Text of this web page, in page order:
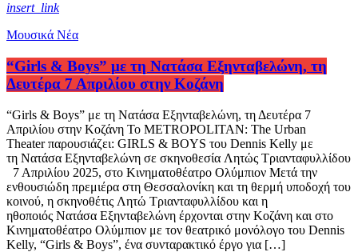
insert_link
Μουσικά Νέα
“Girls & Boys” με τη Νατάσα Εξηνταβελώνη, τη
Δευτέρα 7 Απριλίου στην Κοζάνη
“Girls & Boys” με τη Νατάσα Εξηνταβελώνη, τη Δευτέρα 7
Απριλίου στην Κοζάνη Το METROPOLITAN: The Urban
Theater παρουσιάζει: GIRLS & BOYS του Dennis Kelly με
τη Νατάσα Εξηνταβελώνη σε σκηνοθεσία Λητώς Τριανταφυλλίδου
7 Απριλίου 2025, στο Κινηματοθέατρο Ολύμπιον Μετά την
ενθουσιώδη πρεμιέρα στη Θεσσαλονίκη και τη θερμή υποδοχή του
κοινού, η σκηνοθέτις Λητώ Τριανταφυλλίδου και η
ηθοποιός Νατάσα Εξηνταβελώνη έρχονται στην Κοζάνη και στο
Κινηματοθέατρο Ολύμπιον με τον θεατρικό μονόλογο του Dennis
Kelly, “Girls & Boys”, ένα συνταρακτικό έργο για […]